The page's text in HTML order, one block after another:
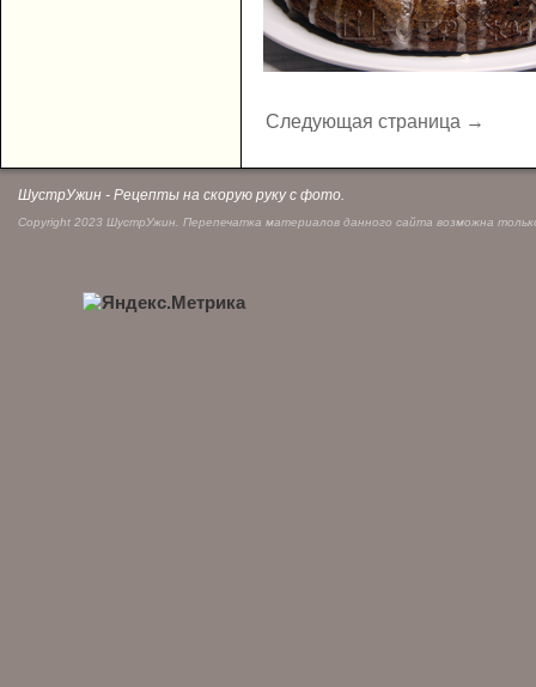
Следующая страница →
ШустрУжин - Рецепты на скорую руку с фото.
Copyright 2023 ШустрУжин. Перепечатка материалов данного сайта возможна